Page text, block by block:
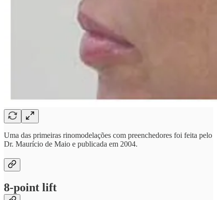
Uma das primeiras rinomodelações com preenchedores foi feita pelo
Dr. Maurício de Maio e publicada em 2004.
8-point lift